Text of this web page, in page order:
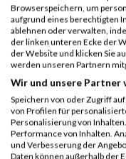
GPos = Geschlechter
Disqualifiziert
Browserspeichern, um
aufgrund eines berechtigten
ablehnen oder verwalten,
der linken unteren Ecke der
der Website und klicken Sie
werden unseren Partnern
Wir und unsere Partner
Speichern von oder Zugriff
von Profilen für
Personalisierung von
Performance von Inhalten.
und Verbesserung der
Daten können außerhalb der